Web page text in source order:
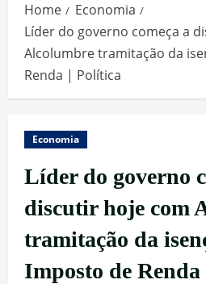
Home
Economia
Líder do governo começa a
Alcolumbre tramitação da
Renda | Política
Economia
Líder do governo
discutir hoje com
tramitação da
Imposto de